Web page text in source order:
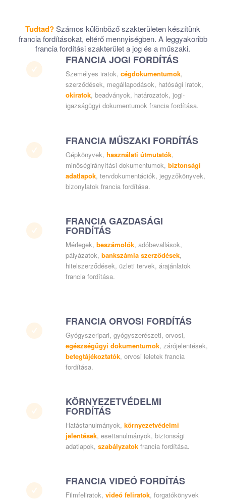
Tudtad?Számos különböző szakterületen készítünk
francia fordításokat, eltérő mennyiségben. A leggyakoribb
francia fordítási szakterület a jog és a műszaki.
FRANCIA JOGI FORDÍTÁS
Személyes iratok, cégdokumentumok,
szerződések, megállapodások, hatósági iratok,
okiratok, beadványok, határozatok, jogi-
igazságügyi dokumentumok francia fordítása.
FRANCIA MŰSZAKI FORDÍTÁS
Gépkönyvek, használati útmutatók,
minőségirányítási dokumentumok, biztonsági
adatlapok, tervdokumentációk, jegyzőkönyvek,
bizonylatok francia fordítása.
FRANCIA GAZDASÁGI
FORDÍTÁS
Mérlegek, beszámolók, adóbevallások,
pályázatok, bankszámla szerződések,
hitelszerződések, üzleti tervek, árajánlatok
francia fordítása.
FRANCIA ORVOSI FORDÍTÁS
Gyógyszeripari, gyógyszerészeti, orvosi,
egészségügyi dokumentumok, zárójelentések,
betegtájékoztatók, orvosi leletek francia
fordítása.
KÖRNYEZETVÉDELMI
FORDÍTÁS
Hatástanulmányok, környezetvédelmi
jelentések, esettanulmányok, biztonsági
adatlapok, szabályzatokfrancia fordítása.
FRANCIA VIDEÓ FORDÍTÁS
Filmfeliratok, videó feliratok, forgatókönyvek